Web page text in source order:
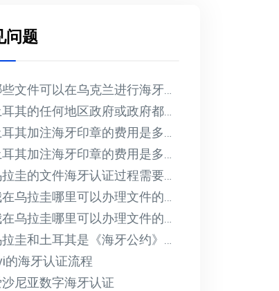
问题
文件可以在乌克兰进行海牙认证？
的任何地区政府或政府都不会为在国外收到的文件提供海牙认证
其加注海牙印章的费用是多少？
其加注海牙印章的费用是多少？
的文件海牙认证过程需要多长时间？此过程的相关费用是多少？
拉圭哪里可以办理文件的海牙认证？有哪些必要的要求？
拉圭哪里可以办理文件的海牙认证？有哪些必要的要求？
圭和土耳其是《海牙公约》的成员国
的海牙认证流程
尼亚数字海牙认证